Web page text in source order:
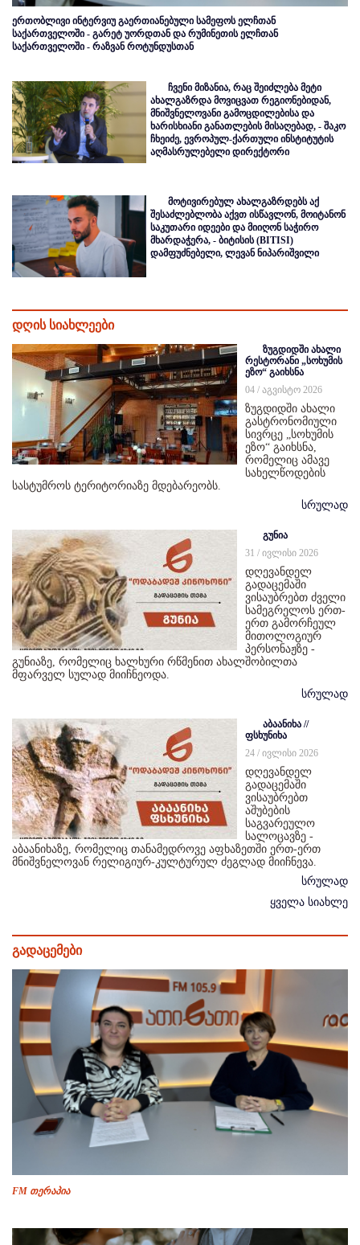
ერთობლივი ინტერვიუ გაერთიანებული სამეფოს ელჩთან
საქართველოში - გარეტ უორდთან და რუმინეთის ელჩთან
საქართველოში - რაზვან როტუნდუსთან
ჩვენი მიზანია, რაც შეიძლება მეტი
ახალგაზრდა მოვიცვათ რეგიონებიდან,
მნიშვნელოვანი გამოცდილებისა და
ხარისხიანი განათლების მისაღებად, - შაკო
ჩხეიძე, ევროპულ-ქართული ინსტიტუტის
აღმასრულებელი დირექტორი
მოტივირებულ ახალგაზრდებს აქ
შესაძლებლობა აქვთ ისწავლონ, მოიტანონ
საკუთარი იდეები და მიიღონ საჭირო
მხარდაჭერა, - ბიტისის (BITISI)
დამფუძნებელი, ლევან ნიპარიშვილი
დღის სიახლეები
ზუგდიდში ახალი
რესტორანი „სოხუმის
ეზო“ გაიხსნა
04 / აგვისტო 2026
ზუგდიდში ახალი
გასტრონომიული
სივრცე „სოხუმის
ეზო“ გაიხსნა,
რომელიც ამავე
სახელწოდების
სასტუმროს ტერიტორიაზე მდებარეობს.
სრულად
გუნია
31 / ივლისი 2026
დღევანდელ
გადაცემაში
ვისაუბრებთ ძველი
სამეგრელოს ერთ-
ერთ გამორჩეულ
მითოლოგიურ
პერსონაჟზე -
გუნიაზე, რომელიც ხალხური რწმენით ახალშობილთა
მფარველ სულად მიიჩნეოდა.
სრულად
აბაანიხა //
ფსხუნიხა
24 / ივლისი 2026
დღევანდელ
გადაცემაში
ვისაუბრებთ
აშუბების
საგვარეულო
სალოცავზე -
აბაანიხაზე, რომელიც თანამედროვე აფხაზეთში ერთ-ერთ
მნიშვნელოვან რელიგიურ-კულტურულ ძეგლად მიიჩნევა.
სრულად
ყველა სიახლე
გადაცემები
FM თერაპია